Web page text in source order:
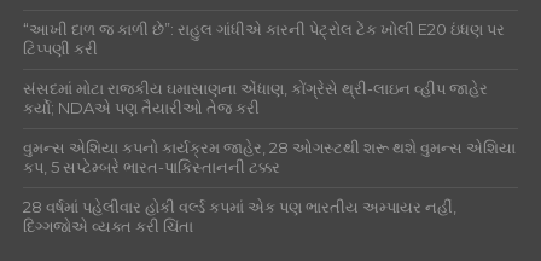
“આખી દાળ જ કાળી છે”: રાહુલ ગાંધીએ કારની પેટ્રોલ ટેંક ખોલી E20 ઇંધણ પર
ટિપ્પણી કરી
સંસદમાં મોટા રાજકીય ઘમાસાણના એંધાણ, કોંગ્રેસે થ્રી-લાઇન વ્હીપ જાહેર
કર્યો; NDAએ પણ તૈયારીઓ તેજ કરી
વુમન્સ એશિયા કપનો કાર્યક્રમ જાહેર, 28 ઓગસ્ટથી શરૂ થશે વુમન્સ એશિયા
કપ, 5 સપ્ટેમ્બરે ભારત-પાકિસ્તાનની ટક્કર
28 વર્ષમાં પહેલીવાર હોકી વર્લ્ડ કપમાં એક પણ ભારતીય અમ્પાયર નહીં,
દિગ્ગજોએ વ્યક્ત કરી ચિંતા